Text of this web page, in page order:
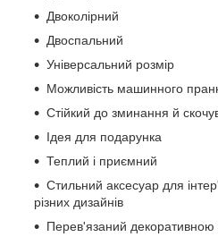
Двоколірний
Двоспальний
Універсальний розмір
Можливість машинного
Стійкий до зминання й
Ідея для подарунка
Теплий і приємний
Стильний аксесуар для
різних дизайнів
Перев'язаний декоративною